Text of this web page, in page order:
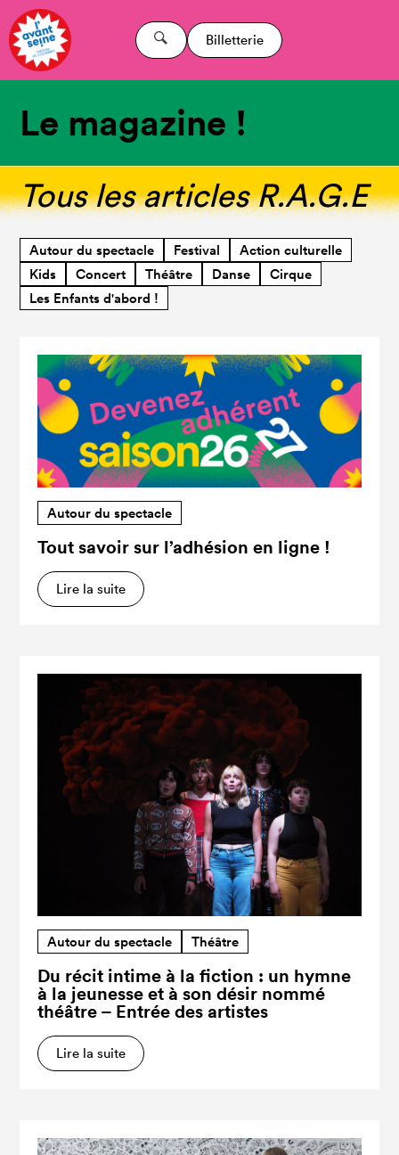
Billetterie
Le magazine !
Tous les articles R.A.G.E
Autour du spectacle Festival
Action culturelle
Kids
Concert Théâtre Danse
Cirque
Les Enfants d'abord !
Autour du spectacle
Tout savoir sur l’adhésion en ligne !
Lire la suite
Autour du spectacle Théâtre
Du récit intime à la fiction : un hymne
à la jeunesse et à son désir nommé
théâtre – Entrée des artistes
Lire la suite